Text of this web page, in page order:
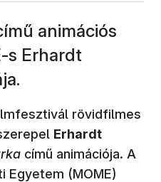
animációs
s Erhardt
rövidfilmes
Erhardt
című animációja. A
Egyetem (MOME)